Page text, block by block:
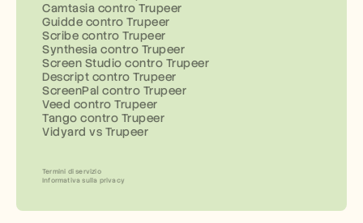
Camtasia contro Trupeer
Guidde contro Trupeer
Scribe contro Trupeer
Synthesia contro Trupeer
Screen Studio contro Trupeer
Descript contro Trupeer
ScreenPal contro Trupeer
Veed contro Trupeer
Tango contro Trupeer
Vidyard vs Trupeer
Termini di servizio
Informativa sulla privacy